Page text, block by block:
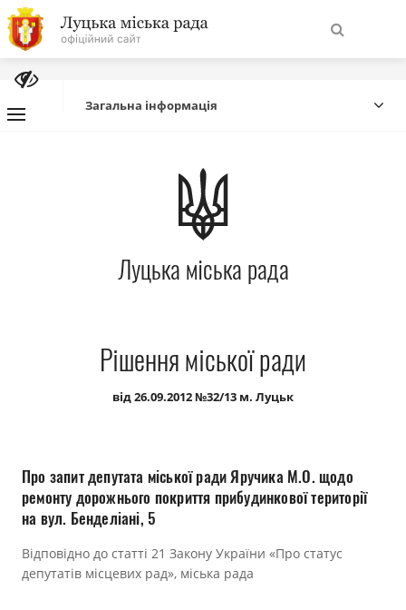
На
головну
Про місто
Міська влада
Міська рада
Публічна інформація
Документи
Загальна інформація
Луцька міська рада
Рішення міської ради
від 26.09.2012 №32/13 м. Луцьк
Про запит депутата міської ради Яручика М.О. щодо
ремонту дорожнього покриття прибудинкової території
на вул. Бенделіані, 5
Відповідно до статті 21 Закону України «Про статус
депутатів місцевих рад», міська рада